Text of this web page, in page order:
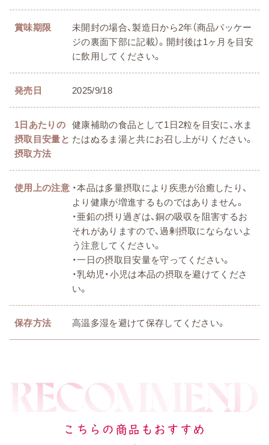
賞味期限
未開封の場合、製造日から2年（商品パッケー
ジの裏面下部に記載）。開封後は1ヶ月を目安
に飲用してください。
発売日 2025/9/18
1日あたりの
摂取目安量と
摂取方法
健康補助の食品として1日2粒を目安に、水ま
たはぬるま湯と共にお召し上がりください。
使用上の注意 ・本品は多量摂取により疾患が治癒したり、
より健康が増進するものではありません。
・亜鉛の摂り過ぎは、銅の吸収を阻害するお
それがありますので、過剰摂取にならないよ
う注意してください。
・一日の摂取目安量を守ってください。
・乳幼児・小児は本品の摂取を避けてくださ
い。
保存方法 高温多湿を避けて保存してください。
こちらの商品もおすすめ